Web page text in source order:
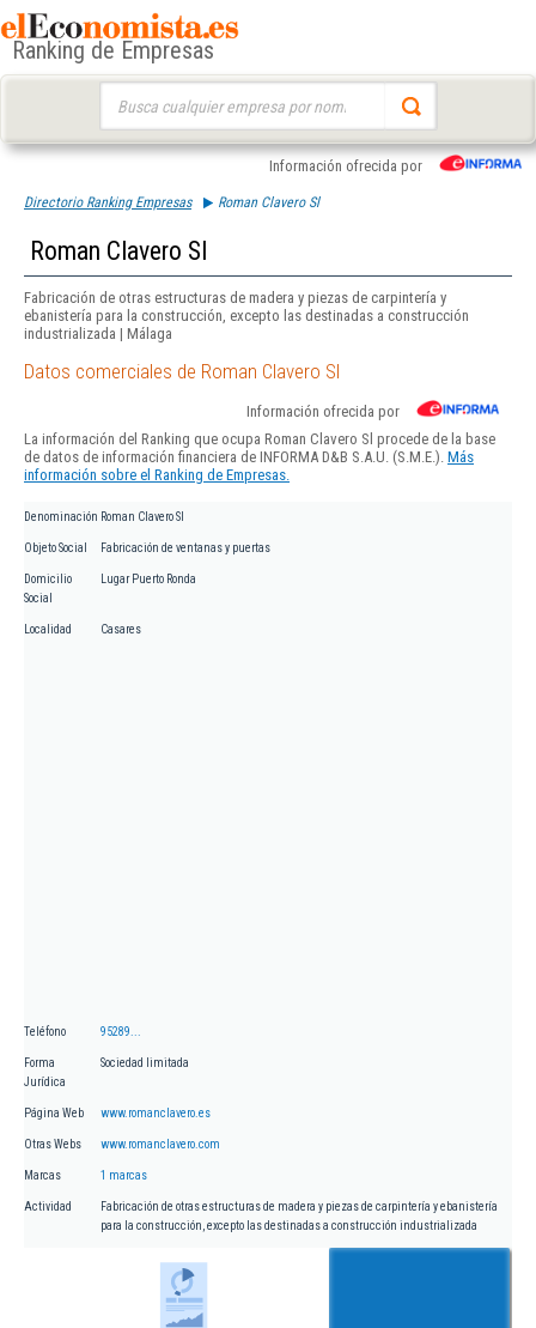
Ranking de Empresas
Información ofrecida por
Directorio Ranking Empresas Roman Clavero Sl
Roman Clavero Sl
Fabricación de otras estructuras de madera y piezas de carpintería y
ebanistería para la construcción, excepto las destinadas a construcción
industrializada | Málaga
Datos comerciales de Roman Clavero Sl
Información ofrecida por
La información del Ranking que ocupa Roman Clavero Sl procede de la base
de datos de información financiera de INFORMA D&B S.A.U. (S.M.E.). Más
información sobre el Ranking de Empresas.
Denominación Roman Clavero Sl
Objeto Social Fabricación de ventanas y puertas
Domicilio
Social
Lugar Puerto Ronda
Localidad Casares
Teléfono 95289...
Forma
Jurídica
Sociedad limitada
Página Web www.romanclavero.es
Otras Webs www.romanclavero.com
Marcas 1 marcas
Actividad
Fabricación de otras estructuras de madera y piezas de carpintería y ebanistería
para la construcción, excepto las destinadas a construcción industrializada